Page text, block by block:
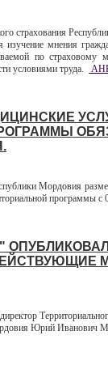
страхования
изучение мнения
по страховому
условиями труда.
Мордовия
программы с
Юрий Иванович